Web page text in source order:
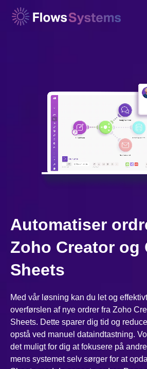
Automatiser
Zoho Creator og
Sheets
Med vår løsning kan du let og
overførslen af nye ordrer fra Zoho
Sheets. Dette sparer dig tid og
opstå ved manuel dataindtastning.
det muligt for dig at fokusere på
mens systemet selv sørger for at